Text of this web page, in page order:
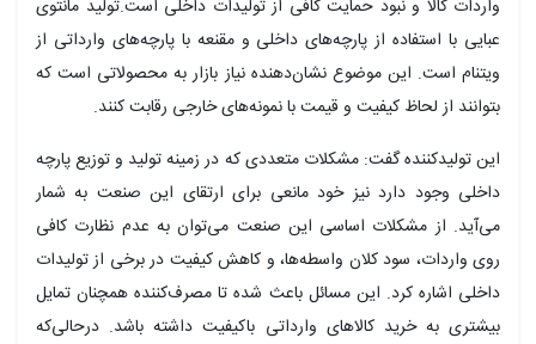
واردات کالا و نبود حمایت کافی از تولیدات داخلی است.تولید مانتوی
عبایی با استفاده از پارچه‌های داخلی و مقنعه با پارچه‌های وارداتی از
ویتنام است. این موضوع نشان‌دهنده نیاز بازار به محصولاتی است که
بتوانند از لحاظ کیفیت و قیمت با نمونه‌های خارجی رقابت کنند.
این تولیدکننده گفت: مشکلات متعددی که در زمینه تولید و توزیع پارچه
داخلی وجود دارد نیز خود مانعی برای ارتقای این صنعت به شمار
می‌آید. از مشکلات اساسی این صنعت می‌توان به عدم نظارت کافی
روی واردات، سود کلان واسطه‌ها، و کاهش کیفیت در برخی از تولیدات
داخلی اشاره کرد. این مسائل باعث شده تا مصرف‌کننده همچنان تمایل
بیشتری به خرید کالاهای وارداتی باکیفیت داشته باشد. درحالی‌که